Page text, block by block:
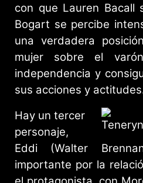
con que Lauren Bacall
Bogart se percibe
una verdadera
mujer sobre el
independencia y
sus acciones y
Hay un tercer
personaje,
Eddi (Walter
importante por la